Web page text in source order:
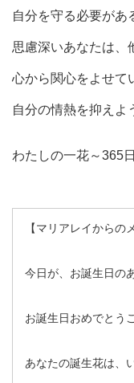
自分を守る必要があ
思慮深いあなたは、
心から関心をよせて
自分の情熱を抑えよ
わたしの一花～365
【マリアレイからの
今日が、お誕生日の
お誕生日おめでとう
あなたの誕生花は、